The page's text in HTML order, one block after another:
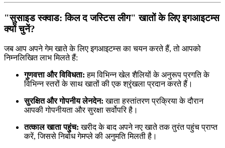
"सुसाइड स्क्वाड: किल द जस्टिस लीग" खातों के लिए इगआइटम्स
क्यों चुनें?
जब आप अपने गेम खाते के लिए इगआइटम्स का चयन करते हैं, तो आपको
निम्नलिखित लाभ मिलते हैं:
गुणवत्ता और विविधता: हम विभिन्न खेल शैलियों के अनुरूप प्रगति के
विभिन्न स्तरों के साथ खातों की एक श्रृंखला प्रदान करते हैं।
सुरक्षित और गोपनीय लेनदेन: खाता हस्तांतरण प्रक्रिया के दौरान
आपकी गोपनीयता और सुरक्षा सर्वोपरि है।
तत्काल खाता पहुंच: खरीद के बाद अपने नए खाते तक तुरंत पहुंच प्राप्त
करें, जिससे निर्बाध गेमप्ले की अनुमति मिलती है।